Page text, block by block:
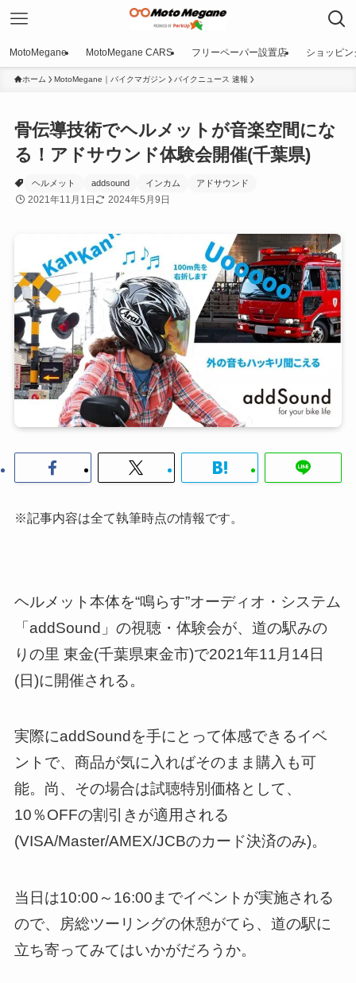
MotoMegane MotoMegane CARS フリーペーパー設置店 ショッピン
ホーム MotoMegane｜バイクマガジン バイクニュース 速報
骨伝導技術でヘルメットが音楽空間にな
る！アドサウンド体験会開催(千葉県)
ヘルメット addsound インカム アドサウンド
2021年11月1日 2024年5月9日
※記事内容は全て執筆時点の情報です。
ヘルメット本体を“鳴らす”オーディオ・システム
「addSound」の視聴・体験会が、道の駅みの
りの里 東金(千葉県東金市)で2021年11月14日
(日)に開催される。
実際にaddSoundを手にとって体感できるイベ
ントで、商品が気に入ればそのまま購入も可
能。尚、その場合は試聴特別価格として、
10％OFFの割引きが適用される
(VISA/Master/AMEX/JCBのカード決済のみ)。
当日は10:00～16:00までイベントが実施される
ので、房総ツーリングの休憩がてら、道の駅に
立ち寄ってみてはいかがだろうか。